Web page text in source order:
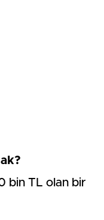
bin TL olan bir